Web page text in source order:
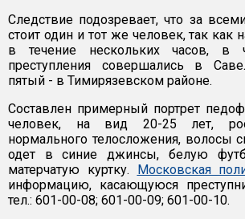
Следствие подозревает, что за
стоит один и тот же человек, так как
в течение нескольких часов, в
преступления совершались в
пятый - в Тимирязевском районе.
Составлен примерный портрет
человек, на вид 20-25 лет,
нормального телосложения, волосы
одет в синие джинсы, белую
матерчатую куртку. Московская
информацию, касающуюся
тел.: 601-00-08; 601-00-09; 601-00-10.